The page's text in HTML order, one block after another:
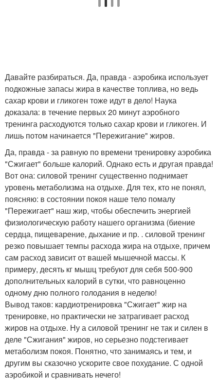
Давайте разбираться. Да, правда - аэробика использует
подкожные запасы жира в качестве топлива, но ведь
сахар крови и гликоген тоже идут в дело! Наука
доказала: в течение первых 20 минут аэробного
тренинга расходуются только сахар крови и гликоген. И
лишь потом начинается "Пережигание" жиров.
Да, правда - за равную по времени тренировку аэробика
"Сжигает" больше калорий. Однако есть и другая правда!
Вот она: силовой тренинг существенно поднимает
уровень метаболизма на отдыхе. Для тех, кто не понял,
поясняю: в состоянии покоя наше тело помалу
"Пережигает" наш жир, чтобы обеспечить энергией
физиологическую работу нашего организма (биение
сердца, пищеварение, дыхание и пр. . силовой тренинг
резко повышает темпы расхода жира на отдыхе, причем
сам расход зависит от вашей мышечной массы. К
примеру, десять кг мышц требуют для себя 500-900
дополнительных калорий в сутки, что равноценно
одному дню полного голодания в неделю!
Вывод таков: кардиотренировка "Сжигает" жир на
тренировке, но практически не затрагивает расход
жиров на отдыхе. Ну а силовой тренинг не так и силен в
деле "Сжигания" жиров, но серьезно подстегивает
метаболизм покоя. Понятно, что занимаясь и тем, и
другим вы сказочно ускорите свое похудание. С одной
аэробикой и сравнивать нечего!